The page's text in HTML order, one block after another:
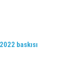
baskısı